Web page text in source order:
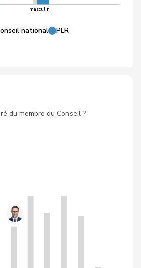
masculin
national PLR
du membre du Conseil ?